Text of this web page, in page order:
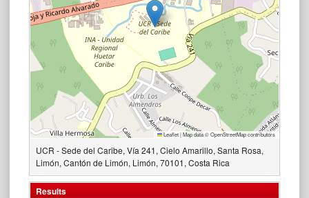
Leaflet|Map data ©OpenStreetMapcontributors
UCR - Sede del Caribe, Vía 241, Cielo Amarillo, Santa Rosa,
Limón, Cantón de Limón, Limón, 70101, Costa Rica
Results